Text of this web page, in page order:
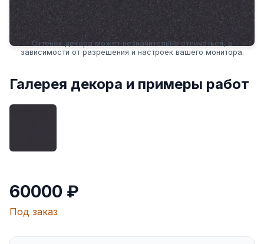
Оттенок декора может незначительно отличаться, в
зависимости от разрешения и настроек вашего монитора.
Галерея декора и примеры работ
60000 ₽
Под заказ